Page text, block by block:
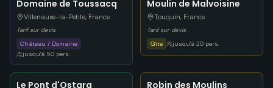
Domaine de Toussacq
Villenauxe-la-Petite, France
Tarif sur devis
Château / Domaine
jusqu'à 50 pers.
Moulin de Malvoisine
Touquin, France
Tarif sur devis
Gîte
jusqu'à 20 pers.
Le Pont d'Ostara Robin des Moulins